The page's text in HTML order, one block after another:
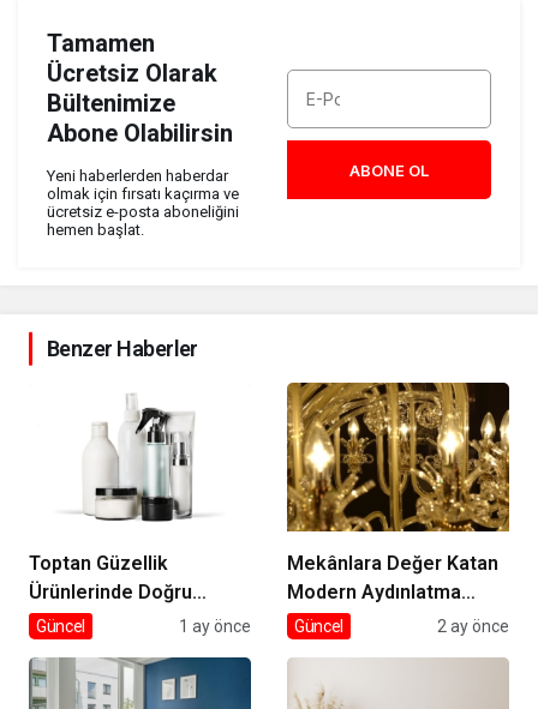
Tamamen
Ücretsiz Olarak
Bültenimize
Abone Olabilirsin
Yeni haberlerden haberdar
olmak için fırsatı kaçırma ve
ücretsiz e-posta aboneliğini
hemen başlat.
ABONE OL
Benzer Haberler
Toptan Güzellik
Ürünlerinde Doğru
Tedarik
Güncel 1 ay önce
Mekânlara Değer Katan
Modern Aydınlatma
Seçimleri
Güncel 2 ay önce